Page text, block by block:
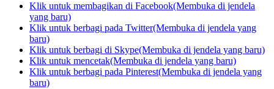
Klik untuk membagikan di Facebook(Membuka di jendela
yang baru)
Klik untuk berbagi pada Twitter(Membuka di jendela yang
baru)
Klik untuk berbagi di Skype(Membuka di jendela yang baru)
Klik untuk mencetak(Membuka di jendela yang baru)
Klik untuk berbagi pada Pinterest(Membuka di jendela yang
baru)